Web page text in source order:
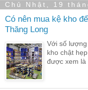
Chủ Nhật, 19
Có nên mua kệ kho
Thăng Long
Với số
kho chật
được xem là